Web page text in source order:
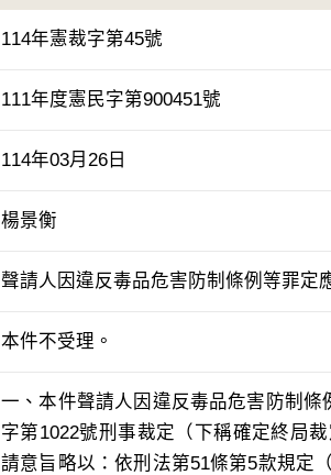
114年憲裁字第45號
111年度憲民字第900451號
114年03月26日
楊景衡
聲請人因違反毒品危害防制條例等罪定
本件不受理。
一、本件聲請人因違反毒品危害防制
字第1022號刑事裁定（下稱確定終局
請意旨略以：依刑法第51條第5款規定